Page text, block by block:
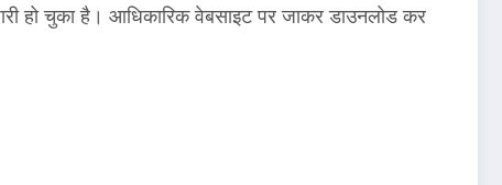
हो चुका है। आधिकारिक वेबसाइट पर जाकर डाउनलोड कर